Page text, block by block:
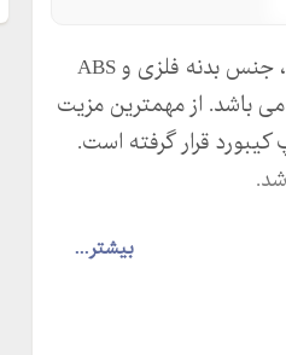
بیشتر...
کیبورد سیمی گیمینگ مدل GK- با نور پس زمینه RGB ثابت، دارای حروف فارسی، جنس بدنه فلزی و ABS
باشد. از مهمترین مزیت
قرار گرفته است.